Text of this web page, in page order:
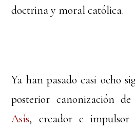
doctrina y moral católica.
Ya han pasado casi ocho
posterior canonización de
Asís, creador e